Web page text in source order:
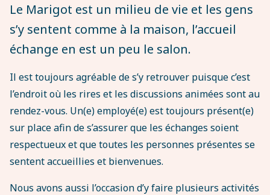
Le Marigot est un milieu de vie et les gens
s’y sentent comme à la maison, l’accueil
échange en est un peu le salon.
Il est toujours agréable de s’y retrouver puisque c’est
l’endroit où les rires et les discussions animées sont au
rendez-vous. Un(e) employé(e) est toujours présent(e)
sur place afin de s’assurer que les échanges soient
respectueux et que toutes les personnes présentes se
sentent accueillies et bienvenues.
Nous avons aussi l’occasion d’y faire plusieurs activités